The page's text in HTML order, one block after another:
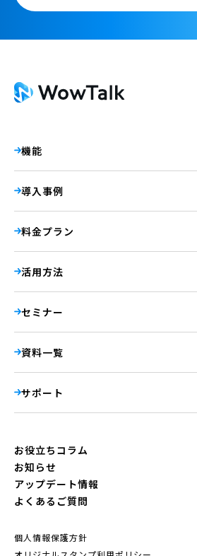
機能
導入事例
料金プラン
活用方法
セミナー
資料一覧
サポート
お役立ちコラム
お知らせ
アップデート情報
よくあるご質問
個人情報保護方針